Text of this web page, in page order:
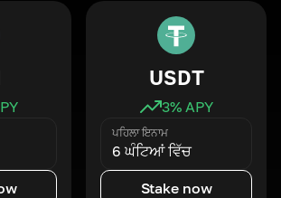
USDT
3% APY
ਪਹਿਲਾ ਇਨਾਮ
6 ਘੰਟਿਆਂ ਵਿੱਚ
Stake now